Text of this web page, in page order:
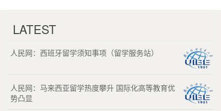
LATEST
人民网：西班牙留学须知事项（留学服务站）
人民网：马来西亚留学热度攀升 国际化高等教育优
势凸显